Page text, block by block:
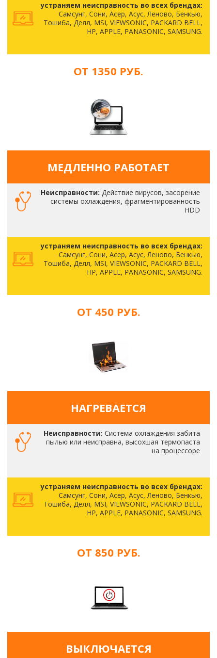
устраняем неисправность во всех брендах:
Самсунг, Сони, Асер, Асус, Леново, Бенкью,
Тошиба, Делл, MSI, VIEWSONIC, PACKARD BELL,
HP, APPLE, PANASONIC, SAMSUNG.
ОТ 1350 РУБ.
МЕДЛЕННО РАБОТАЕТ
Неисправности: Действие вирусов, засорение
системы охлаждения, фрагментированность
HDD
устраняем неисправность во всех брендах:
Самсунг, Сони, Асер, Асус, Леново, Бенкью,
Тошиба, Делл, MSI, VIEWSONIC, PACKARD BELL,
HP, APPLE, PANASONIC, SAMSUNG.
ОТ 450 РУБ.
НАГРЕВАЕТСЯ
Неисправности: Система охлаждения забита
пылью или неисправна, высохшая термопаста
на процессоре
устраняем неисправность во всех брендах:
Самсунг, Сони, Асер, Асус, Леново, Бенкью,
Тошиба, Делл, MSI, VIEWSONIC, PACKARD BELL,
HP, APPLE, PANASONIC, SAMSUNG.
ОТ 850 РУБ.
ВЫКЛЮЧАЕТСЯ